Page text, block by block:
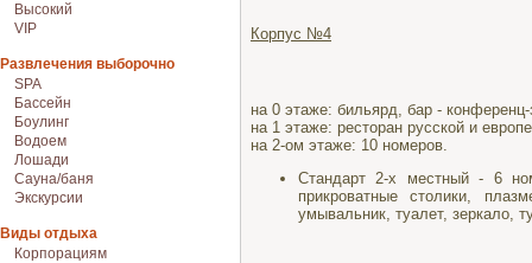
Высокий
VIP
Развлечения выборочно
SPA
Бассейн
Боулинг
Водоем
Лошади
Сауна/баня
Экскурсии
Виды отдыха
Корпорациям
Корпус №4
на 0 этаже: бильярд, бар -
на 1 этаже: ресторан русской и
на 2-ом этаже: 10 номеров.
Стандарт 2-х местный - 6
прикроватные столики,
умывальник, туалет, зеркало,